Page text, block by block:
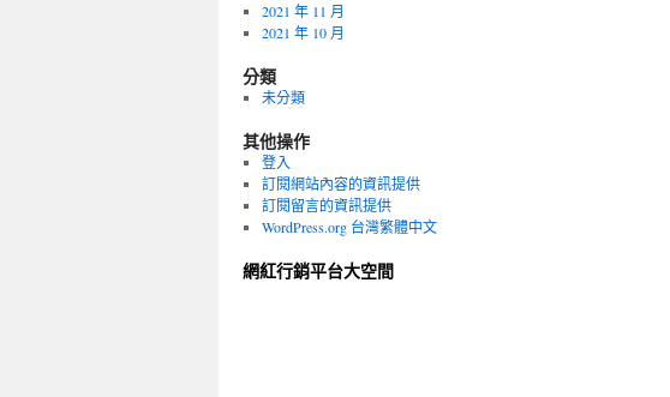
2021 年 11 月
2021 年 10 月
分類
未分類
其他操作
登入
訂閱網站內容的資訊提供
訂閱留言的資訊提供
WordPress.org 台灣繁體中文
網紅行銷平台大空間